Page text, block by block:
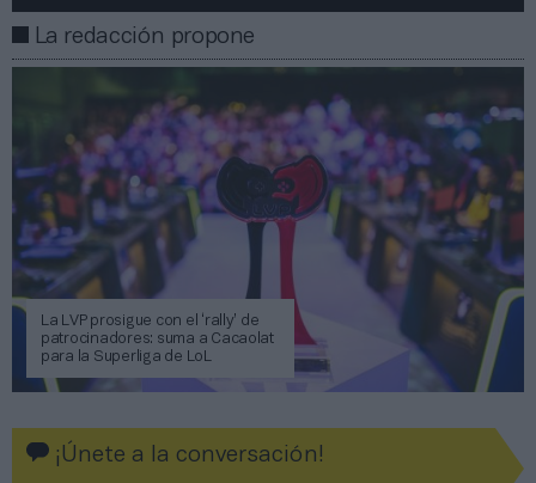
La redacción propone
La LVP prosigue con el ‘rally’ de
patrocinadores: suma a Cacaolat
para la Superliga de LoL
¡Únete a la conversación!